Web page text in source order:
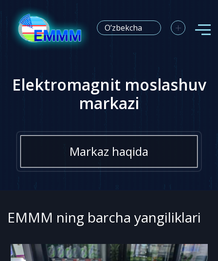
O’zbekcha +
Elektromagnit moslashuv
markazi
Markaz haqida
EMMM ning barcha yangiliklari